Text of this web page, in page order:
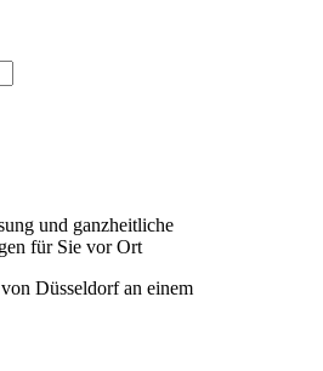
und ganzheitliche
für Sie vor Ort